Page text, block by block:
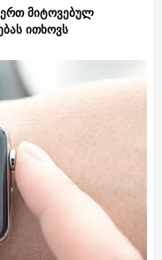
მიტოვებულ
ითხოვს